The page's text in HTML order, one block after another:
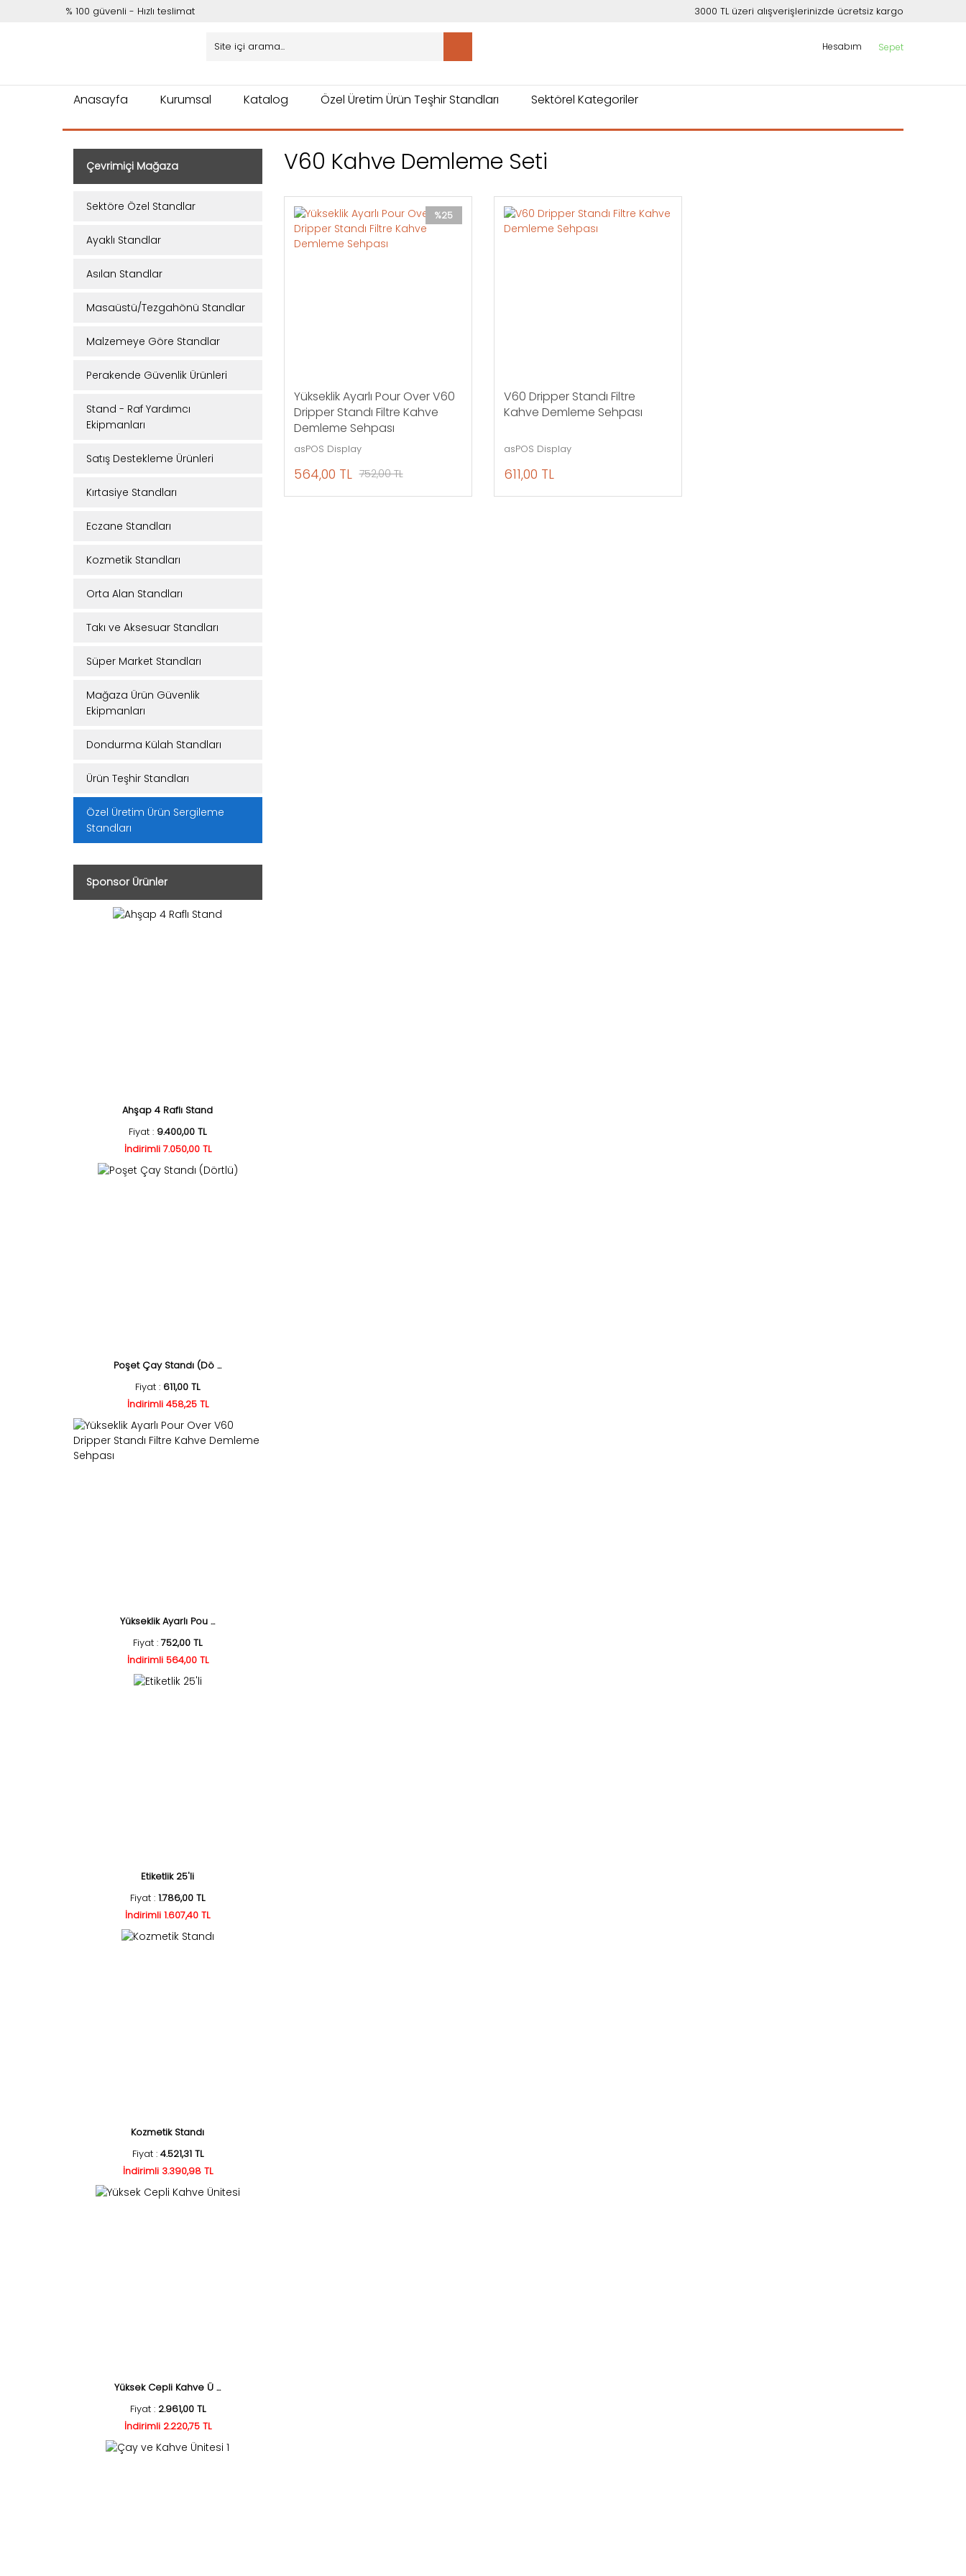
% 100 güvenli - Hızlı teslimat 3000 TL üzeri alışverişlerinizde ücretsiz kargo
Hesabım Sepet
Anasayfa Kurumsal Katalog Özel Üretim Ürün Teşhir Standları Sektörel Kategoriler
Çevrimiçi Mağaza
Sektöre Özel Standlar
Ayaklı Standlar
Asılan Standlar
Masaüstü/Tezgahönü Standlar
Malzemeye Göre Standlar
Perakende Güvenlik Ürünleri
Stand - Raf Yardımcı
Ekipmanları
Satış Destekleme Ürünleri
Kırtasiye Standları
Eczane Standları
Kozmetik Standları
Orta Alan Standları
Takı ve Aksesuar Standları
Süper Market Standları
Mağaza Ürün Güvenlik
Ekipmanları
Dondurma Külah Standları
Ürün Teşhir Standları
Özel Üretim Ürün Sergileme
Standları
Sponsor Ürünler
Ahşap 4 Raflı Stand
Fiyat : 9.400,00 TL
İndirimli 7.050,00 TL
Poşet Çay Standı (Dö ...
Fiyat : 611,00 TL
İndirimli 458,25 TL
Yükseklik Ayarlı Pou ...
Fiyat :752,00 TL
İndirimli 564,00 TL
Etiketlik 25'li
Fiyat :1.786,00 TL
İndirimli 1.607,40 TL
Kozmetik Standı
Fiyat : 4.521,31 TL
İndirimli 3.390,98 TL
Yüksek Cepli Kahve Ü ...
Fiyat : 2.961,00 TL
İndirimli 2.220,75 TL
V60 Kahve Demleme Seti
%25
Yükseklik Ayarlı Pour Over V60
Dripper Standı Filtre Kahve
Demleme Sehpası
asPOS Display
564,00 TL 752,00 TL
V60 Dripper Standı Filtre
Kahve Demleme Sehpası
asPOS Display
611,00 TL